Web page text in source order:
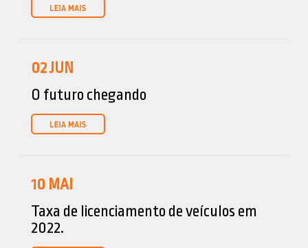
02JUN
O futuro chegando
10 MAI
Taxa de licenciamento de veículos em
2022.